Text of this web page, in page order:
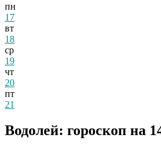
пн
17
вт
18
ср
19
чт
20
пт
21
Водолей: гороскоп на